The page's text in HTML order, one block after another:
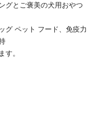
グとご褒美の犬用おやつ
グ ペット フード、免疫力
す。